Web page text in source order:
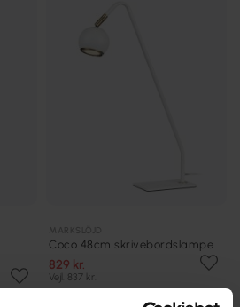
Coco 48cm skrivebordslampe
829 kr.
Vejl. 837 kr.